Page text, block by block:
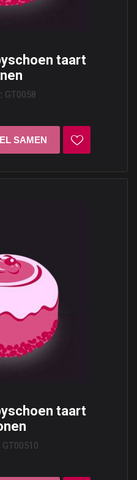
taart
GT0058
taart
GT00510